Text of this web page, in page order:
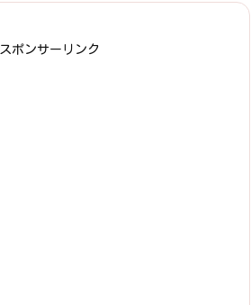
スポンサーリンク